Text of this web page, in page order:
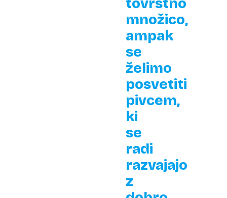
tovrstno
množico,
ampak
se
želimo
posvetiti
pivcem,
ki
se
radi
razvajajo
z